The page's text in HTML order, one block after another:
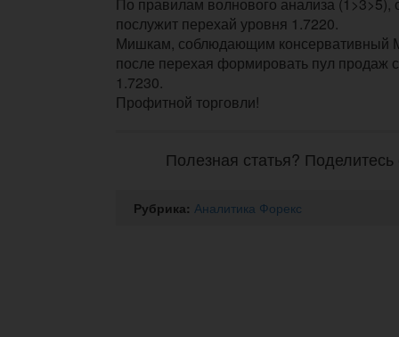
послужит перехай уровня 1.7220.
Мишкам, соблюдающим консервативный
после перехая формировать пул продаж
1.7230.
Профитной торговли!
Полезная статья?
Рубрика: Аналитика Форекс